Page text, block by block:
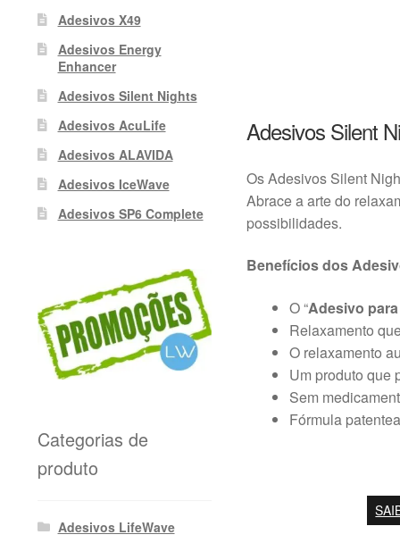
Adesivos Silent
Os Adesivos Silent
Abrace a arte do
possibilidades.
Benefícios dos
O “Adesivo
Relaxamento
O relaxamento
Um produto que
Sem
Fórmula
Adesivos X49
Adesivos Energy
Enhancer
Adesivos Silent Nights
Adesivos AcuLife
Adesivos ALAVIDA
Adesivos IceWave
Adesivos SP6 Complete
Categorias de
produto
Adesivos LifeWave